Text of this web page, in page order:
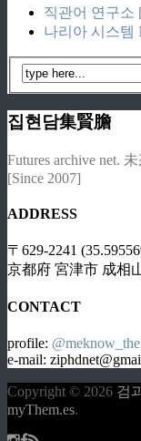
직관어 연구소
나리아 시스템
집현담集賢膽
Futures archive net.
[Since 2007]
ADDRESS
〒629-2241
京都府 宮津市 成相
CONTACT
profile:
e-mail:
Copyright © 2026 검
myThem.es.